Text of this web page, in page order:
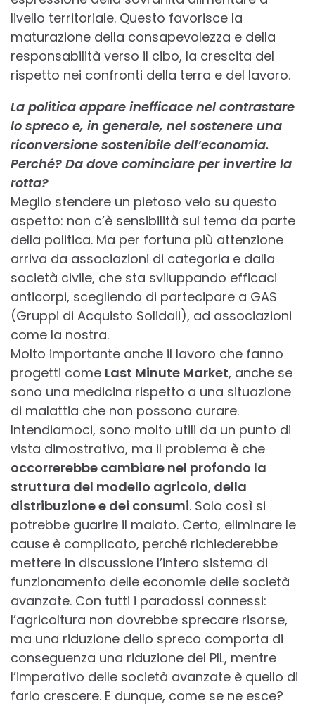
livello territoriale. Questo favorisce la
maturazione della consapevolezza e della
responsabilità verso il cibo, la crescita del
rispetto nei confronti della terra e del lavoro.
La politica appare inefficace nel contrastare
lo spreco e, in generale, nel sostenere una
riconversione sostenibile dell’economia.
Perché? Da dove cominciare per invertire la
rotta?
Meglio stendere un pietoso velo su questo
aspetto: non c’è sensibilità sul tema da parte
della politica. Ma per fortuna più attenzione
arriva da associazioni di categoria e dalla
società civile, che sta sviluppando efficaci
anticorpi, scegliendo di partecipare a GAS
(Gruppi di Acquisto Solidali), ad associazioni
come la nostra.
Molto importante anche il lavoro che fanno
progetti come Last Minute Market, anche se
sono una medicina rispetto a una situazione
di malattia che non possono curare.
Intendiamoci, sono molto utili da un punto di
vista dimostrativo, ma il problema è che
occorrerebbe cambiare nel profondo la
struttura del modello agricolo, della
distribuzione e dei consumi. Solo così si
potrebbe guarire il malato. Certo, eliminare le
cause è complicato, perché richiederebbe
mettere in discussione l’intero sistema di
funzionamento delle economie delle società
avanzate. Con tutti i paradossi connessi:
l’agricoltura non dovrebbe sprecare risorse,
ma una riduzione dello spreco comporta di
conseguenza una riduzione del PIL, mentre
l’imperativo delle società avanzate è quello di
farlo crescere. E dunque, come se ne esce?